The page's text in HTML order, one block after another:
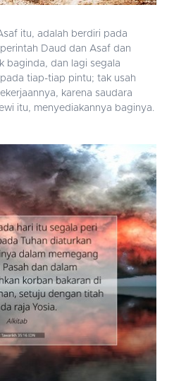
itu, adalah berdiri pada
Daud dan Asaf dan
baginda, dan lagi segala
tiap-tiap pintu; tak usah
karena saudara
itu, menyediakannya baginya.